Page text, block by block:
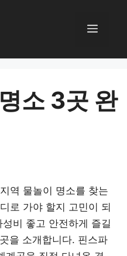
메
소 3곳 완
역 물놀이 명소를 찾는
로 가야 할지 고민이 되
비 좋고 안전하게 즐길
을 소개합니다. 핀스파